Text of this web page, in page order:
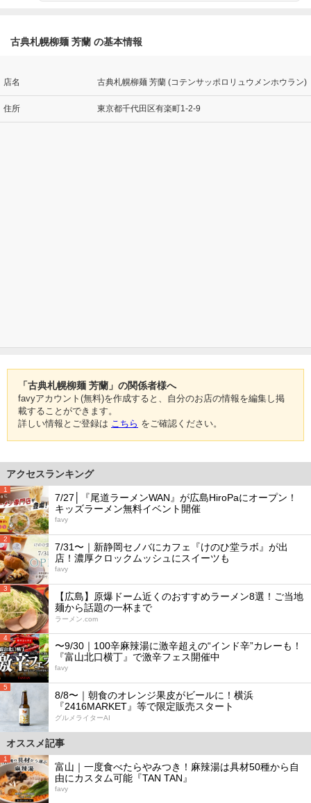
古典札幌柳麺 芳蘭 の基本情報
店名 古典札幌柳麺 芳蘭 (コテンサッポロリュウメンホウラン)
住所 東京都千代田区有楽町1-2-9
「古典札幌柳麺 芳蘭」の関係者様へ
favyアカウント(無料)を作成すると、自分のお店の情報を編集し掲
載することができます。
詳しい情報とご登録は こちら をご確認ください。
アクセスランキング
1
7/27│『尾道ラーメンWAN』が広島HiroPaにオープン！
キッズラーメン無料イベント開催
favy
2
7/31〜｜新静岡セノバにカフェ『けのひ堂ラボ』が出
店！濃厚クロックムッシュにスイーツも
favy
3
【広島】原爆ドーム近くのおすすめラーメン8選！ご当地
麺から話題の一杯まで
ラーメン.com
4
〜9/30｜100辛麻辣湯に激辛超えの“インド辛”カレーも！
『富山北口横丁』で激辛フェス開催中
favy
5
8/8〜｜朝食のオレンジ果皮がビールに！横浜
『2416MARKET』等で限定販売スタート
グルメライターAI
オススメ記事
1
富山｜一度食べたらやみつき！麻辣湯は具材50種から自
由にカスタム可能『TAN TAN』
favy